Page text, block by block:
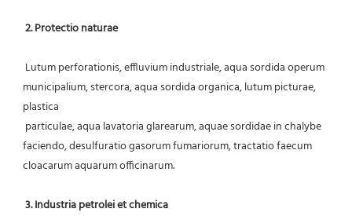
2. Protectio naturae
municipalium, stercora, aqua sordida organica, lutum picturae,
plastica
faciendo, desulfuratio gasorum fumariorum, tractatio faecum
cloacarum aquarum officinarum.
3. Industria petrolei et chemica